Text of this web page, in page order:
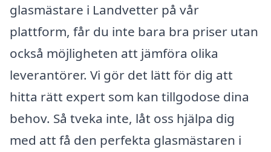
glasmästare i Landvetter på vår
plattform, får du inte bara bra priser utan
också möjligheten att jämföra olika
leverantörer. Vi gör det lätt för dig att
hitta rätt expert som kan tillgodose dina
behov. Så tveka inte, låt oss hjälpa dig
med att få den perfekta glasmästaren i